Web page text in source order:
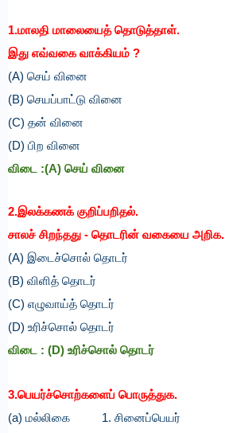
1.மாலதி மாலையைத் தொடுத்தாள்.
இது எவ்வகை வாக்கியம் ?
(A) செய் வினை
(B) செயப்பாட்டு வினை
(C) தன் வினை
(D) பிற வினை
விடை :(A) செய் வினை
2.இலக்கணக் குறிப்பறிதல்.
சாலச் சிறந்தது - தொடரின் வகையை அறிக.
(A) இடைச்சொல் தொடர்
(B) விளித் தொடர்
(C) எழுவாய்த் தொடர்
(D) உரிச்சொல் தொடர்
விடை : (D) உரிச்சொல் தொடர்
3.பெயர்ச்சொற்களைப் பொருத்துக.
(a) மல்லிகை 1. சினைப்பெயர்